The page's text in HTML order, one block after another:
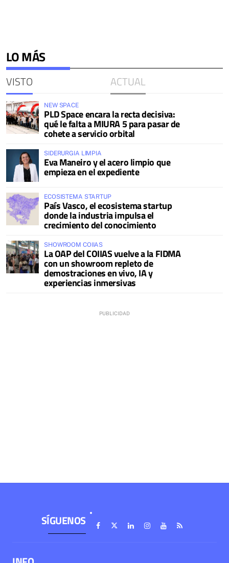
LO MÁS
VISTO ACTUAL
NEW SPACE
PLD Space encara la recta decisiva:
qué le falta a MIURA 5 para pasar de
cohete a servicio orbital
SIDERURGIA LIMPIA
Eva Maneiro y el acero limpio que
empieza en el expediente
ECOSISTEMA STARTUP
País Vasco, el ecosistema startup
donde la industria impulsa el
crecimiento del conocimiento
SHOWROOM COIIAS
La OAP del COIIAS vuelve a la FIDMA
con un showroom repleto de
demostraciones en vivo, IA y
experiencias inmersivas
SÍGUENOS